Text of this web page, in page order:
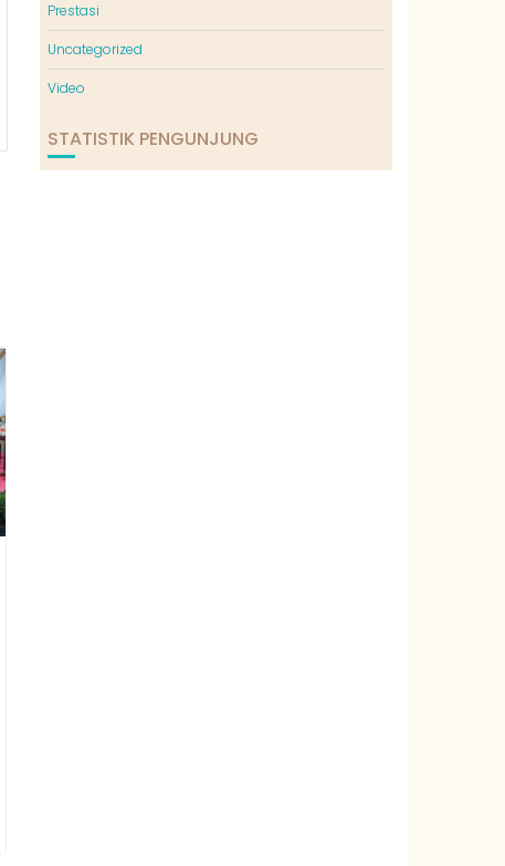
Prestasi
Uncategorized
Video
STATISTIK PENGUNJUNG